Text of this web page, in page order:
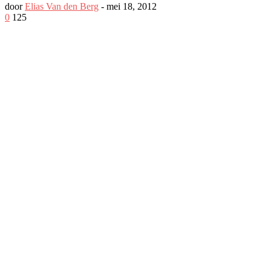
doorElias Van den Berg - mei 18, 2012
0 125